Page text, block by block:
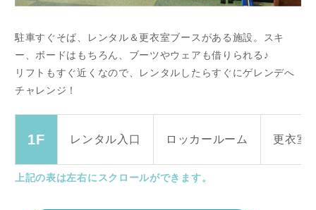
駐車すぐそば、レンタル＆更衣室ブースがある施設。スキ
ー、ボードはもちろん、ブーツやウェアも借りられる♪
リフトもすぐ近くなので、レンタルしたらすぐにゲレンデへ
チャレンジ！
1F レンタル 入口 ロッカールーム 更衣室
上記の表は左右にスクロールができます。